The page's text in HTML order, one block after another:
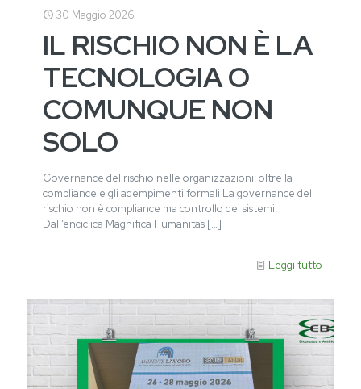
30 Maggio 2026
IL RISCHIO NON È LA
TECNOLOGIA O
COMUNQUE NON
SOLO
Governance del rischio nelle organizzazioni: oltre la
compliance e gli adempimenti formali La governance del
rischio non è compliance ma controllo dei sistemi.
Dall’enciclica Magnifica Humanitas […]
Leggi tutto